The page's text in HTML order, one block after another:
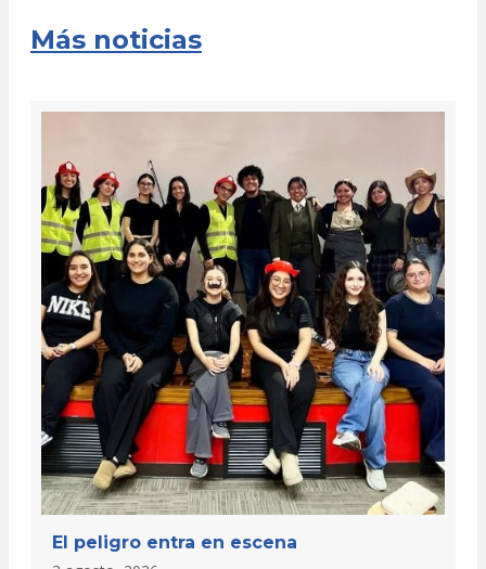
Más noticias
El peligro entra en escena